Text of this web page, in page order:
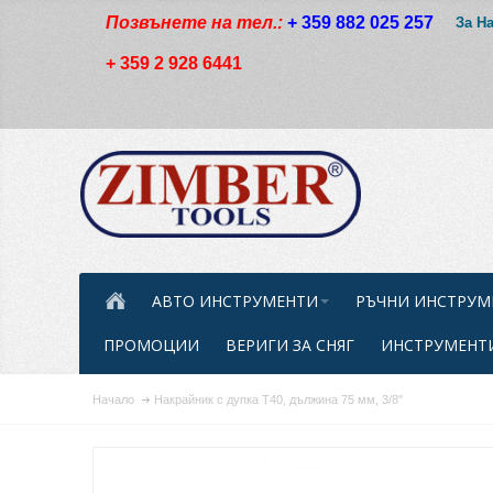
Позвънете на тел.: + 359 882 025 257
+ 359 2 928 6441
За
АВТО ИНСТРУМЕНТИ РЪЧНИ
ПРОМОЦИИ ВЕРИГИ ЗА СНЯГ
Начало Накрайник с дупка T40, дължина 75 мм, 3/8"